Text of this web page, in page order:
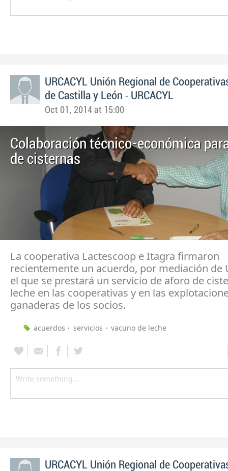
URCACYL Unión Regional de
de Castilla y León - URCACYL
Oct 01, 2014 at 15:00
Colaboración técnico-económica
de cisternas
La cooperativa Lactescoop e Itagra firmaron
recientemente un acuerdo, por mediación de
el que se prestará un servicio de aforo de
leche en las cooperativas y en las
ganaderas de los socios.
acuerdos servicios vacuno de leche
URCACYL Unión Regional de